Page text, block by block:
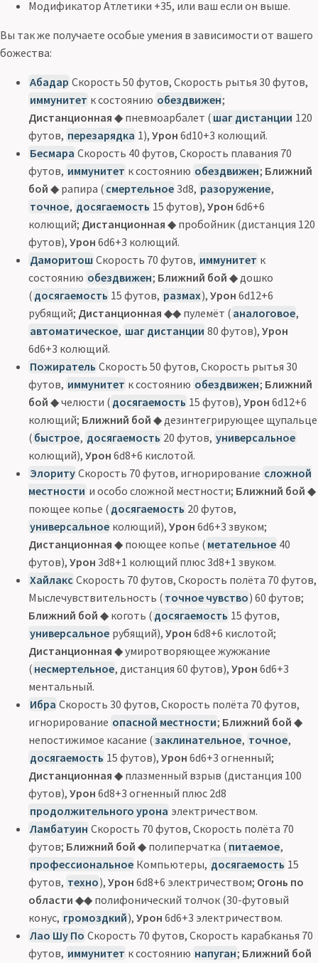
Модификатор Атлетики +35, или ваш если он выше.
Вы так же получаете особые умения в зависимости от вашего
божества:
Абадар Скорость 50 футов, Скорость рытья 30 футов,
иммунитет к состоянию обездвижен;
Дистанционная ◆ пневмоарбалет ( шаг дистанции 120
футов, перезарядка 1),Урон 6d10+3 колющий.
Бесмара Скорость 40 футов, Скорость плавания 70
футов, иммунитет к состоянию обездвижен; Ближний
бой ◆ рапира ( смертельное 3d8, разоружение,
точное, досягаемость 15 футов),Урон 6d6+6
колющий; Дистанционная ◆ пробойник (дистанция 120
футов), Урон 6d6+3 колющий.
Даморитош Скорость 70 футов, иммунитет к
состоянию обездвижен; Ближний бой ◆ дошко
( досягаемость 15 футов, размах),Урон 6d12+6
рубящий; Дистанционная ◆◆ пулемёт ( аналоговое,
автоматическое, шаг дистанции 80 футов),Урон
6d6+3 колющий.
Пожиратель Скорость 50 футов, Скорость рытья 30
футов, иммунитет к состоянию обездвижен; Ближний
бой ◆ челюсти ( досягаемость 15 футов),Урон 6d12+6
колющий; Ближний бой ◆ дезинтегрирующее щупальце
( быстрое, досягаемость 20 футов, универсальное
колющий), Урон 6d8+6 кислотой.
Элориту Скорость 70 футов, игнорирование сложной
местности и особо сложной местности; Ближний бой ◆
поющее копье ( досягаемость 20 футов,
универсальное колющий),Урон 6d6+3 звуком;
Дистанционная ◆ поющее копье ( метательное 40
футов), Урон 3d8+1 колющий плюс 3d8+1 звуком.
Хайлакс Скорость 70 футов, Скорость полёта 70 футов,
Мыслечувствительность ( точное чувство) 60 футов;
Ближний бой ◆ коготь ( досягаемость 15 футов,
универсальное рубящий),Урон 6d8+6 кислотой;
Дистанционная ◆ умиротворяющее жужжание
( несмертельное, дистанция 60 футов),Урон 6d6+3
ментальный.
Ибра Скорость 30 футов, Скорость полёта 70 футов,
игнорирование опасной местности; Ближний бой ◆
непостижимое касание ( заклинательное, точное,
досягаемость 15 футов),Урон 6d6+3 огненный;
Дистанционная ◆ плазменный взрыв (дистанция 100
футов), Урон 6d8+3 огненный плюс 2d8
продолжительного урона электричеством.
Ламбатуин Скорость 70 футов, Скорость полёта 70
футов; Ближний бой ◆ полиперчатка ( питаемое,
профессиональное Компьютеры, досягаемость 15
футов, техно),Урон 6d8+6 электричеством; Огонь по
области ◆◆ полифонический толчок (30-футовый
конус, громоздкий),Урон 6d6+3 электричеством.
Лао Шу По Скорость 70 футов, Скорость карабканья 70
футов, иммунитет к состоянию напуган; Ближний бой